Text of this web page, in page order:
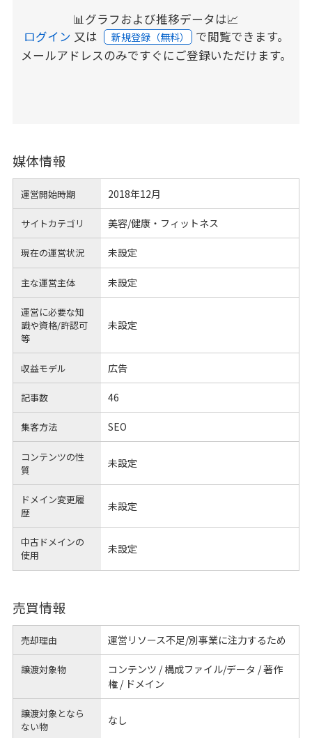
📊グラフおよび推移データは📈
ログイン 又は 新規登録（無料） で閲覧できます。
メールアドレスのみですぐにご登録いただけます。
媒体情報
運営開始時期 2018年12月
サイトカテゴリ 美容/健康・フィットネス
現在の運営状況 未設定
主な運営主体 未設定
運営に必要な知
識や資格/許認可
等
未設定
収益モデル 広告
記事数 46
集客方法 SEO
コンテンツの性
質
未設定
ドメイン変更履
歴
未設定
中古ドメインの
使用
未設定
売買情報
売却理由 運営リソース不足/別事業に注力するため
譲渡対象物
コンテンツ / 構成ファイル/データ / 著作
権 / ドメイン
譲渡対象となら
ない物
なし